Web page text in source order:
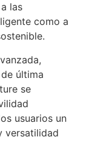
las
como a
última
se
usuarios un
versatilidad